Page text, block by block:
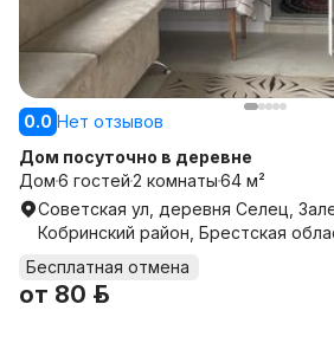
0.0 Нет отзывов
Дом посуточно в деревне
Дом6 гостей2 комнаты64 м²
Советская ул, деревня Селец,
Кобринский район, Брестская
Бесплатная отмена
от 80 р.